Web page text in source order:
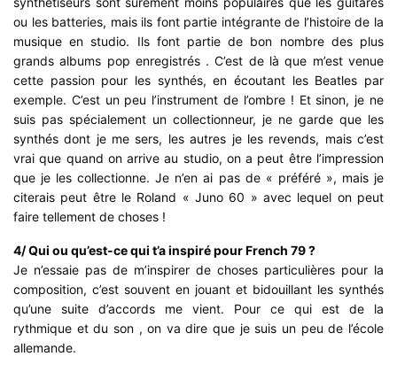
ou les batteries, mais ils font partie intégrante de l’histoire de la
musique en studio. Ils font partie de bon nombre des plus
grands albums pop enregistrés . C’est de là que m’est venue
cette passion pour les synthés, en écoutant les Beatles par
exemple. C’est un peu l’instrument de l’ombre ! Et sinon, je ne
suis pas spécialement un collectionneur, je ne garde que les
synthés dont je me sers, les autres je les revends, mais c’est
vrai que quand on arrive au studio, on a peut être l’impression
que je les collectionne. Je n’en ai pas de « préféré », mais je
citerais peut être le Roland « Juno 60 » avec lequel on peut
faire tellement de choses !
4/ Qui ou qu’est-ce qui t’a inspiré pour French 79 ?
Je n’essaie pas de m’inspirer de choses particulières pour la
composition, c’est souvent en jouant et bidouillant les synthés
qu’une suite d’accords me vient. Pour ce qui est de la
rythmique et du son , on va dire que je suis un peu de l’école
allemande.